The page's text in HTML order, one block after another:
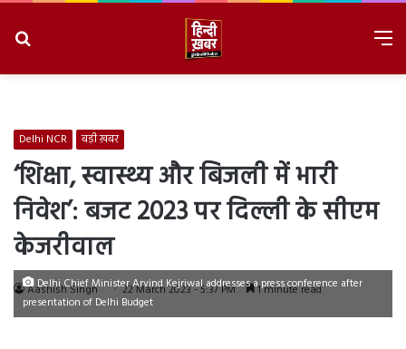
Delhi NCR बड़ी ख़बर
‘शिक्षा, स्वास्थ्य और बिजली में भारी
निवेश’: बजट 2023 पर दिल्ली के सीएम
केजरीवाल
Aashish Singh 22 March 2023 - 5:37 PM 1 minute read
Delhi Chief Minister Arvind Kejriwal addresses a press conference after
presentation of Delhi Budget